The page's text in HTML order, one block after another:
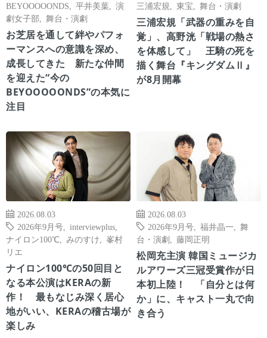
BEYOOOOONDS
平井美葉
演
劇女子部
舞台・演劇
お芝居を通して絆やパフォ
ーマンスへの意識を深め、
成長してきた 新たな仲間
を迎えた“今の
BEYOOOOONDS”の本気に
注目
三浦宏規
東宝 舞台・演劇
三浦宏規「武器の重みを自
覚」、高野洸「戦場の熱さ
を体感して」 王騎の死を
描く舞台『キングダムⅡ』
が8月開幕
2026.08.03
2026年9月号
interviewplus
ナイロン100℃
みのすけ
峯村
リエ
ナイロン100℃の50回目と
なる本公演はKERAの新
作！ 最もなじみ深く居心
地がいい、KERAの稽古場が
楽しみ
2026.08.03
2026年9月号
福井晶一
舞
台・演劇
藤岡正明
松岡充主演 韓国ミュージカ
ルアワーズ三冠受賞作が日
本初上陸！ 「自分とは何
か」に、キャスト一丸で向
き合う